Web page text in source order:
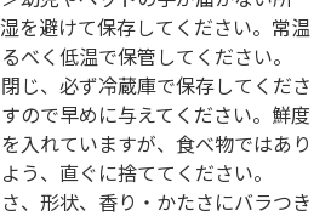
を避けて保存してください。常温
べく低温で保管してください。
じ、必ず冷蔵庫で保存してくださ
ので早めに与えてください。鮮度
入れていますが、食べ物ではあり
う、直ぐに捨ててください。
、形状、香り・かたさにバラつき